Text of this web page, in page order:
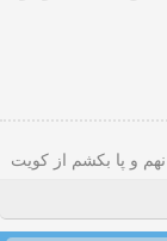
و پا بکشم از کویت